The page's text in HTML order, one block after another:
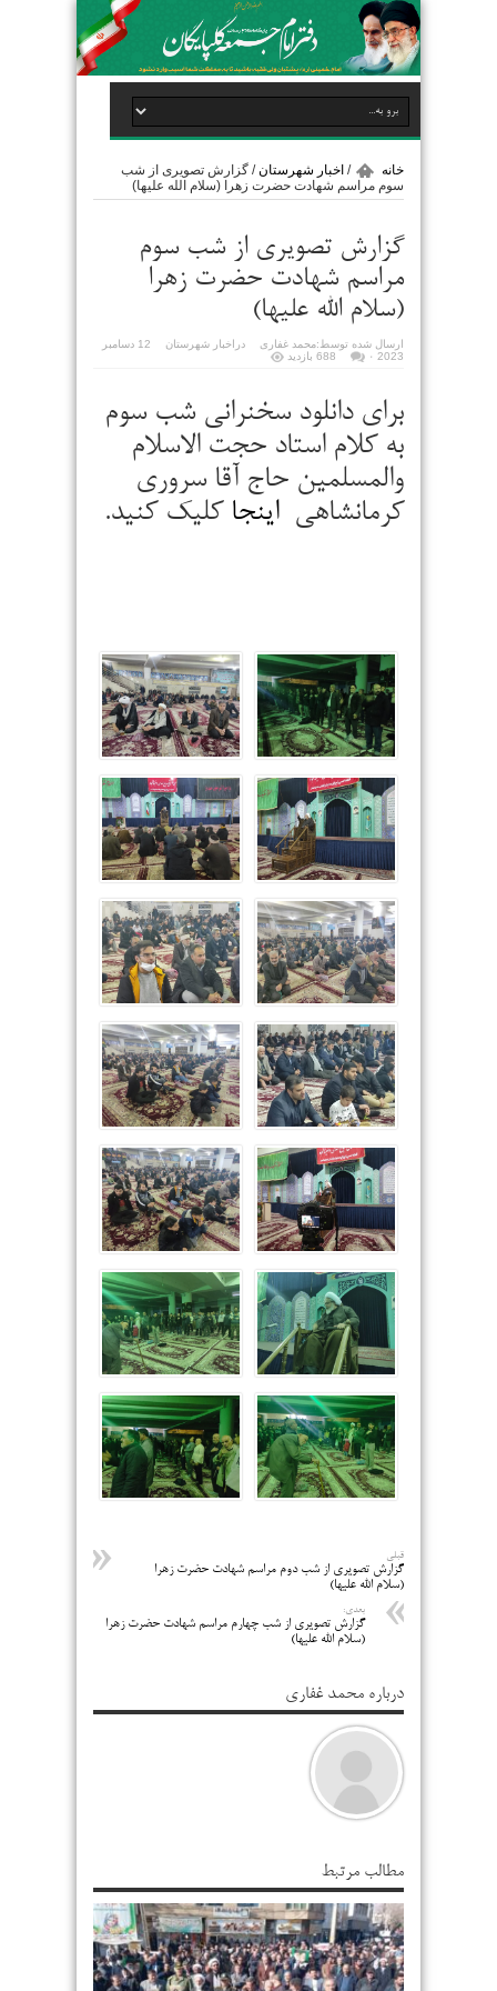
خانه / اخبار شهرستان/ گزارش تصویری از شب
سوم مراسم شهادت حضرت زهرا (سلام الله علیها)
گزارش تصویری از شب سوم
مراسم شهادت حضرت زهرا
(سلام الله علیها)
ارسال شده توسط:محمد غفاری در اخبار شهرستان
12 دسامبر
2023 ۰ 688 بازدید
برای دانلود سخنرانی شب سوم
به کلام استاد حجت الاسلام
والمسلمین حاج آقا سروری
کرمانشاهیاینجا کلیک کنید.
قبلی
گزارش تصویری از شب دوم مراسم شهادت حضرت زهرا
(سلام الله علیها)
بعدی:
گزارش تصویری از شب چهارم مراسم شهادت حضرت زهرا
(سلام الله علیها)
درباره محمد غفاری
مطالب مرتبط